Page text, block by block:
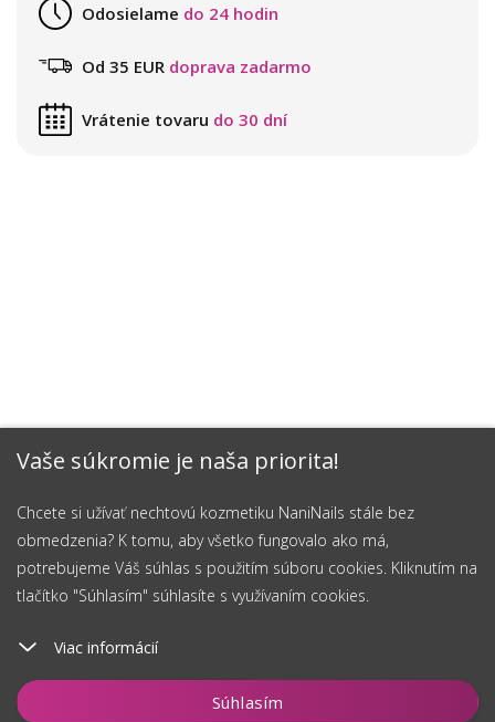
Vaše súkromie je naša priorita!
Chcete si užívať nechtovú kozmetiku NaniNails stále bez
obmedzenia? K tomu, aby všetko fungovalo ako má,
potrebujeme Váš súhlas s použitím súboru cookies. Kliknutím na
tlačítko "Súhlasím" súhlasíte s využívaním cookies.
Viac informácií
Súhlasím
Vložiť do košíka
Odosielame do 24 hodin
Od 35 EUR doprava zadarmo
Vrátenie tovaru do 30 dní